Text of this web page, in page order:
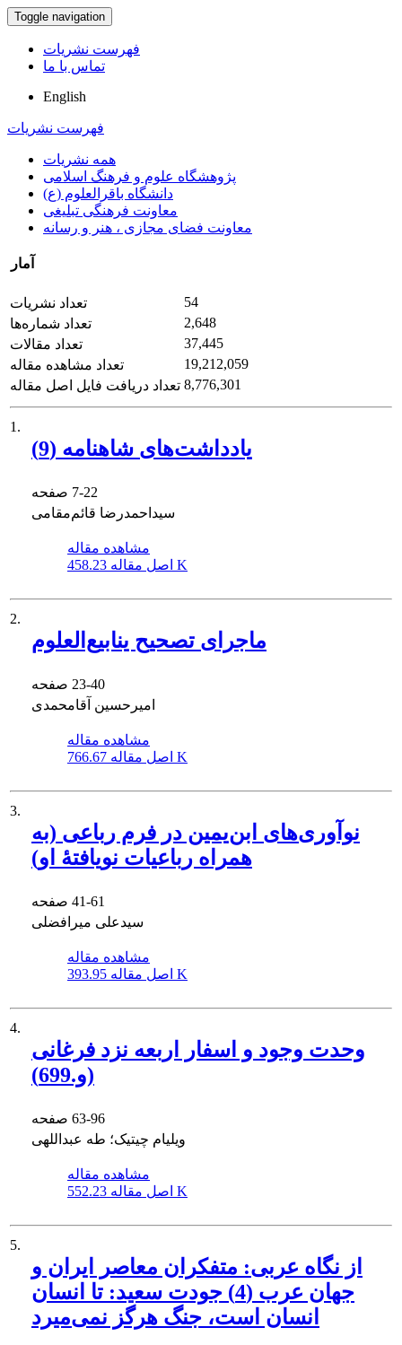
Toggle navigation
فهرست نشریات
تماس با ما
English
فهرست نشریات
همه نشریات
پژوهشگاه علوم و فرهنگ اسلامی
دانشگاه باقرالعلوم (ع)
معاونت فرهنگی تبلیغی
معاونت فضای مجازی ، هنر و رسانه
آمار
تعداد نشریات
54
تعداد شماره‌ها
2,648
تعداد مقالات
37,445
تعداد مشاهده مقاله
19,212,059
تعداد دریافت فایل اصل مقاله 8,776,301
1.
یادداشت‌های شاهنامه (9)
7-22
سیداحمدرضا قائم‌مقامی
مشاهده مقاله
اصل مقاله 458.23 K
2.
ماجرای تصحیح ینابیع‌العلوم
23-40
امیرحسین آقامحمدی
مشاهده مقاله
اصل مقاله 766.67 K
3.
نوآوری‌های ابن‌یمین در فرم رباعی (به
همراه رباعیات نویافتۀ او)
41-61
سیدعلی میرافضلی
مشاهده مقاله
اصل مقاله 393.95 K
4.
وحدت وجود و اسفار اربعه نزد فرغانی
(و.699)
63-96
ویلیام چیتیک؛ طه عبداللهی
مشاهده مقاله
اصل مقاله 552.23 K
5.
از نگاه عربی: متفکران معاصر ایران و
جهان عرب (4) جودت سعید: تا انسان
انسان است، جنگ هرگز نمی‌میرد